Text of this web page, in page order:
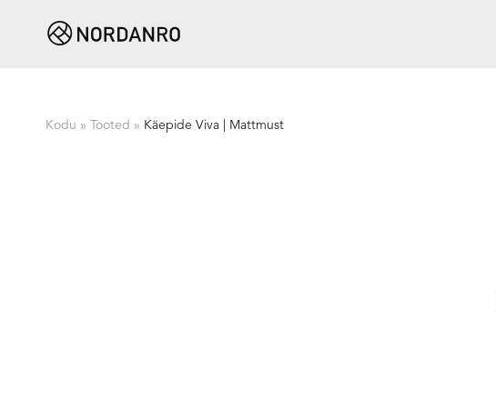
Kodu » Tooted » Käepide Viva | Mattmust